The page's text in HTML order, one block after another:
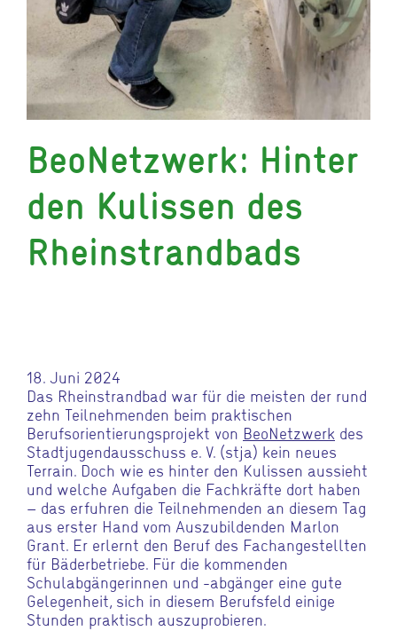
BeoNetzwerk: Hinter
den Kulissen des
Rheinstrandbads
18. Juni 2024
Das Rheinstrandbad war für die meisten der rund
zehn Teilnehmenden beim praktischen
Berufsorientierungsprojekt von BeoNetzwerk des
Stadtjugendausschuss e. V. (stja) kein neues
Terrain. Doch wie es hinter den Kulissen aussieht
und welche Aufgaben die Fachkräfte dort haben
– das erfuhren die Teilnehmenden an diesem Tag
aus erster Hand vom Auszubildenden Marlon
Grant. Er erlernt den Beruf des Fachangestellten
für Bäderbetriebe. Für die kommenden
Schulabgängerinnen und -abgänger eine gute
Gelegenheit, sich in diesem Berufsfeld einige
Stunden praktisch auszuprobieren.